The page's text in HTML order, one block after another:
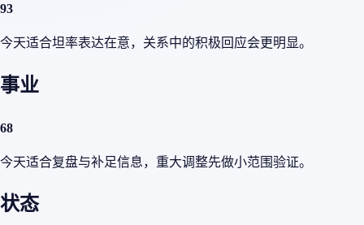
93
今天适合坦率表达在意，关系中的积极回应会更明显。
事业
68
今天适合复盘与补足信息，重大调整先做小范围验证。
状态